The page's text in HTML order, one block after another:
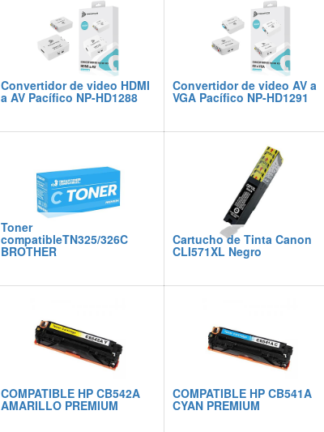
Convertidor de video HDMI
a AV Pacífico NP-HD1288
Convertidor de video AV a
VGA Pacífico NP-HD1291
Toner
compatibleTN325/326C
BROTHER
Cartucho de Tinta Canon
CLI571XL Negro
COMPATIBLE HP CB542A
AMARILLO PREMIUM
COMPATIBLE HP CB541A
CYAN PREMIUM